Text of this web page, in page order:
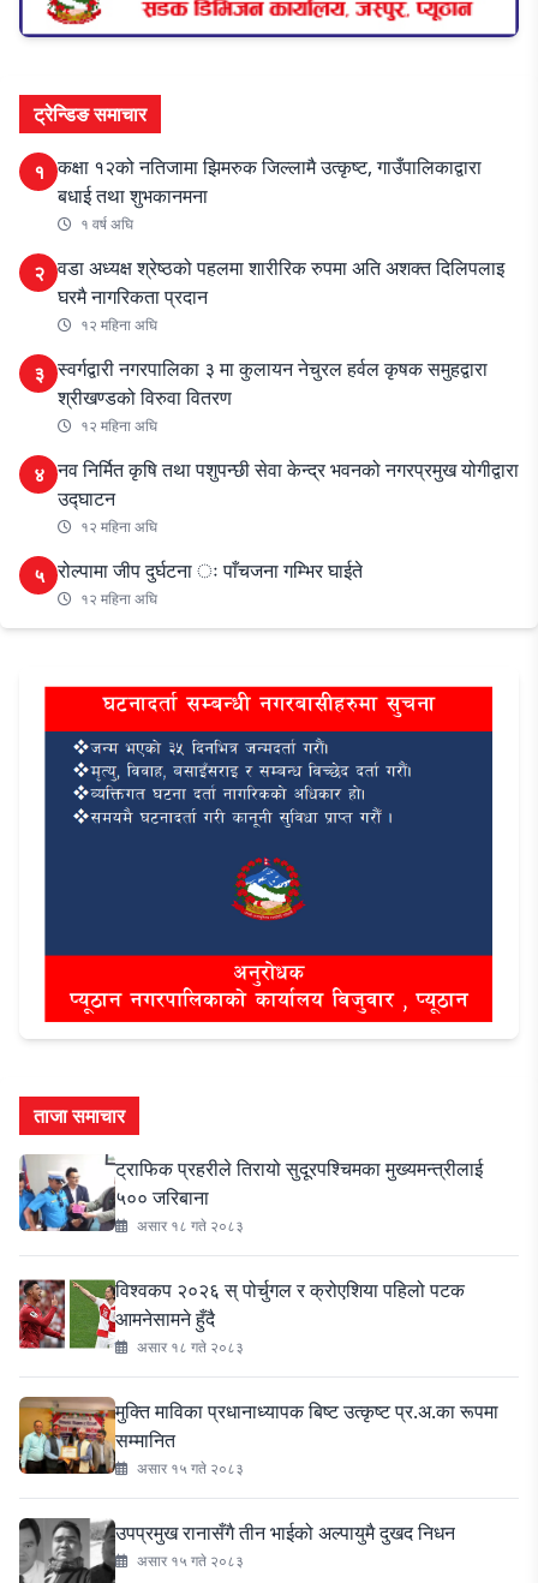
ट्रेन्डिङ समाचार
१ कक्षा १२को नतिजामा झिमरुक जिल्लामै उत्कृष्ट, गाउँपालिकाद्वारा
बधाई तथा शुभकानमना
१ वर्ष अघि
२ वडा अध्यक्ष श्रेष्ठको पहलमा शारीरिक रुपमा अति अशक्त दिलिपलाइ
घरमै नागरिकता प्रदान
१२ महिना अघि
३ स्वर्गद्वारी नगरपालिका ३ मा कुलायन नेचुरल हर्वल कृषक समुहद्वारा
श्रीखण्डको विरुवा वितरण
१२ महिना अघि
४ नव निर्मित कृषि तथा पशुपन्छी सेवा केन्द्र भवनको नगरप्रमुख योगीद्वारा
उद्घाटन
१२ महिना अघि
५ रोल्पामा जीप दुर्घटना ः पाँचजना गम्भिर घाईते
१२ महिना अघि
ताजा समाचार
ट्राफिक प्रहरीले तिरायो सुदूरपश्चिमका मुख्यमन्त्रीलाई
५०० जरिबाना
असार १८ गते २०८३
विश्वकप २०२६ स् पोर्चुगल र क्रोएशिया पहिलो पटक
आमनेसामने हुँदै
असार १८ गते २०८३
मुक्ति माविका प्रधानाध्यापक बिष्ट उत्कृष्ट प्र.अ.का रूपमा
सम्मानित
असार १५ गते २०८३
उपप्रमुख रानासँगै तीन भाईको अल्पायुमै दुखद निधन
असार १५ गते २०८३